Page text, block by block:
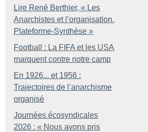
Lire René Berthier, « Les
Anarchistes et l’organisation.
Plateforme-Synthèse »
Football : La FIFA et les USA
marquent contre notre camp
En 1926... et 1956 :
Trajectoires de l’anarchisme
organisé
Journées écosyndicales
2026 : « Nous avons pris